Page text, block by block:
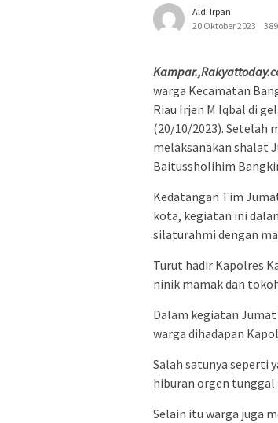
Aldi Irpan
20 Oktober 2023
warga Kecamatan
Riau Irjen M Iqbal di
(20/10/2023). Setelah
melaksanakan shalat
Baitussholihim
Kedatangan Tim
kota, kegiatan ini
silaturahmi dengan
Turut hadir Kapolres
ninik mamak dan
Dalam kegiatan
warga dihadapan
Salah satunya seperti
hiburan orgen tunggal
Selain itu warga juga